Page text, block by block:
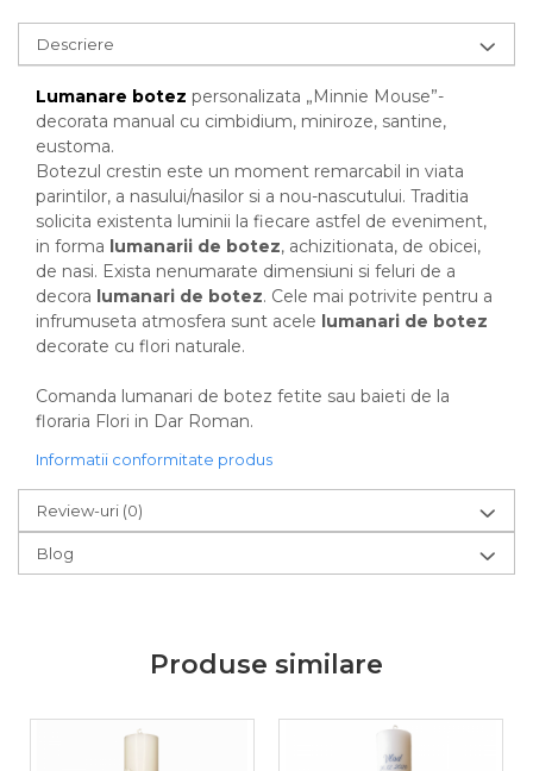
Descriere
Lumanare botez personalizata „Minnie Mouse”-
decorata manual cu cimbidium, miniroze, santine,
eustoma.
Botezul crestin este un moment remarcabil in viata
parintilor, a nasului/nasilor si a nou-nascutului. Traditia
solicita existenta luminii la fiecare astfel de eveniment,
in forma lumanarii de botez, achizitionata, de obicei,
de nasi. Exista nenumarate dimensiuni si feluri de a
decora lumanari de botez. Cele mai potrivite pentru a
infrumuseta atmosfera sunt acele lumanari de botez
decorate cu flori naturale.
Comanda lumanari de botez fetite sau baieti de la
floraria Flori in Dar Roman.
Informatii conformitate produs
Review-uri (0)
Blog
Produse similare